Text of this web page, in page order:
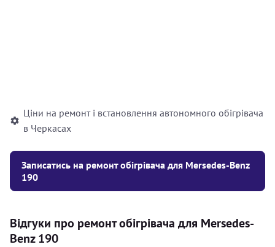
Ціни на ремонт і встановлення автономного обігрівача
в Черкасах
Записатись на ремонт обігрівача для Mersedes-Benz
190
Відгуки про ремонт обігрівача для Mersedes-
Benz 190